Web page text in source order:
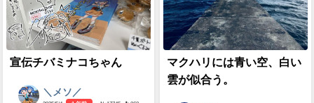
宣伝チバミナコちゃん
＼メソ／
マクハリには青い空、白い
雲が似合う。